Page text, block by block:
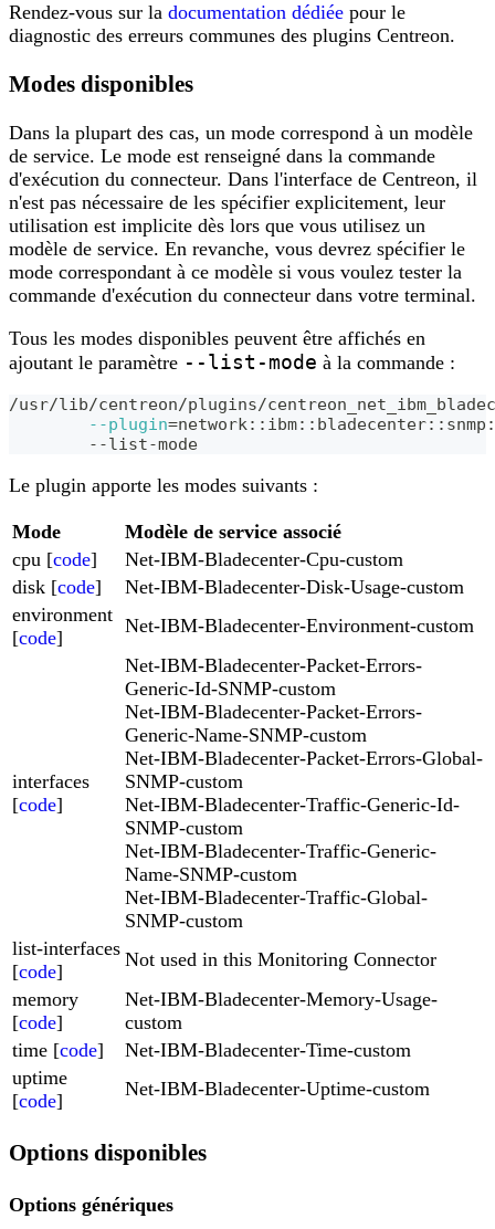
Rendez-vous sur la documentation dédiée pour le
diagnostic des erreurs communes des plugins Centreon.
Modes disponibles
Dans la plupart des cas, un mode correspond à un modèle
de service. Le mode est renseigné dans la commande
d'exécution du connecteur. Dans l'interface de Centreon, il
n'est pas nécessaire de les spécifier explicitement, leur
utilisation est implicite dès lors que vous utilisez un
modèle de service. En revanche, vous devrez spécifier le
mode correspondant à ce modèle si vous voulez tester la
commande d'exécution du connecteur dans votre terminal.
Tous les modes disponibles peuvent être affichés en
ajoutant le paramètre --list-mode à la commande :
/usr/lib/centreon/plugins/
--plugin=
	--list-mode
Le plugin apporte les modes suivants :
Mode
Modèle de service associé
cpu [code]
Net-IBM-Bladecenter-Cpu-custom
disk [code]
Net-IBM-Bladecenter-Disk-Usage-custom
environment
[code]
Net-IBM-Bladecenter-Environment-custom
interfaces
[code]
Net-IBM-Bladecenter-Packet-Errors-
Generic-Id-SNMP-custom
Net-IBM-Bladecenter-Packet-Errors-
Generic-Name-SNMP-custom
Net-IBM-Bladecenter-Packet-Errors-Global-
SNMP-custom
Net-IBM-Bladecenter-Traffic-Generic-Id-
SNMP-custom
Net-IBM-Bladecenter-Traffic-Generic-
Name-SNMP-custom
Net-IBM-Bladecenter-Traffic-Global-
SNMP-custom
list-interfaces
[code]
Not used in this Monitoring Connector
memory
[code]
Net-IBM-Bladecenter-Memory-Usage-
custom
time [code]
Net-IBM-Bladecenter-Time-custom
uptime
[code]
Net-IBM-Bladecenter-Uptime-custom
Options disponibles
Options génériques